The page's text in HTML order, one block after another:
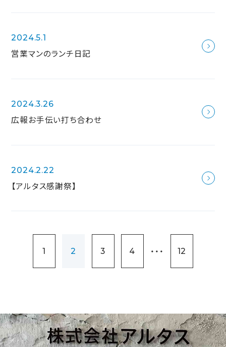
2024.5.1
営業マンのランチ日記
2024.3.26
広報お手伝い打ち合わせ
2024.2.22
【アルタス感謝祭】
1 2 3 4 ・・・ 12